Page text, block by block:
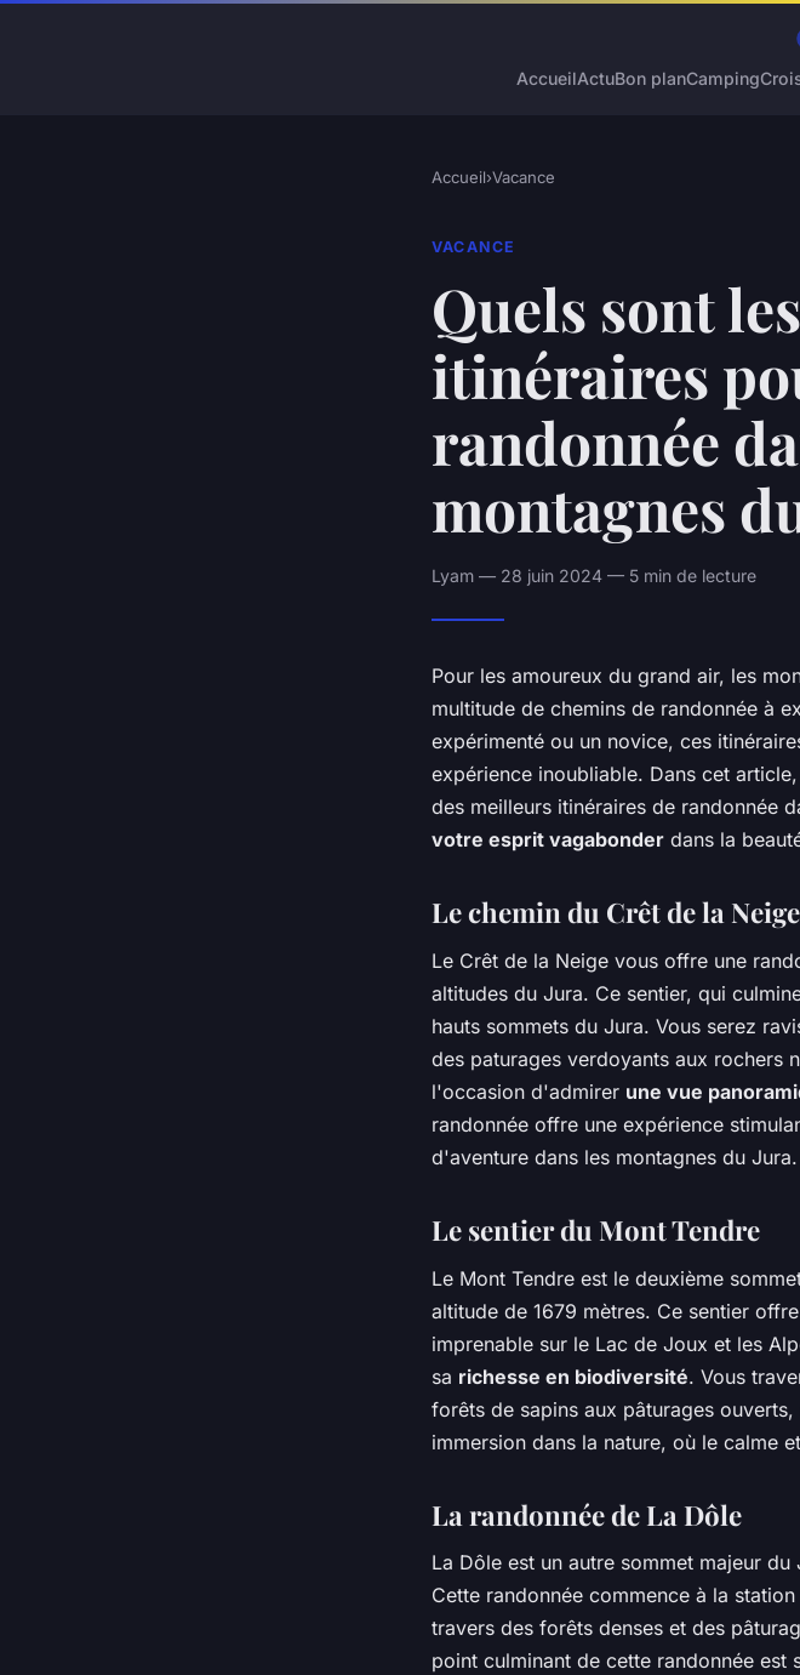
AccueilActuBon planCamping
Accueil›Vacance
VACANCE
Quels sont
itinéraires
randonnée
montagnes
Lyam — 28 juin 2024 — 5 min de lecture
Pour les amoureux du grand air, les
multitude de chemins de randonnée à
expérimenté ou un novice, ces
expérience inoubliable. Dans cet
des meilleurs itinéraires de randonnée
votre esprit vagabonder dans la
Le chemin du Crêt de la Neige
Le Crêt de la Neige vous offre une
altitudes du Jura. Ce sentier, qui
hauts sommets du Jura. Vous serez
des paturages verdoyants aux rochers
l'occasion d'admirer une vue
randonnée offre une expérience
d'aventure dans les montagnes du Jura.
Le sentier du Mont Tendre
Le Mont Tendre est le deuxième
altitude de 1679 mètres. Ce sentier
imprenable sur le Lac de Joux et les
sa richesse en biodiversité. Vous
forêts de sapins aux pâturages
immersion dans la nature, où le calme
La randonnée de La Dôle
La Dôle est un autre sommet majeur
Cette randonnée commence à la
travers des forêts denses et des
point culminant de cette randonnée est